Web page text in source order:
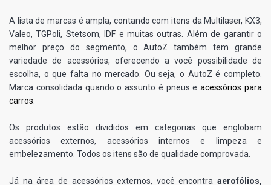
A lista de marcas é ampla, contando com itens da Multilaser, KX3,
Valeo, TGPoli, Stetsom, IDF e muitas outras. Além de garantir o
melhor preço do segmento, o AutoZ também tem grande
variedade de acessórios, oferecendo a você possibilidade de
escolha, o que falta no mercado. Ou seja, o AutoZ é completo.
Marca consolidada quando o assunto é pneus eacessórios para
carros
Os produtos estão divididos em categorias que englobam
acessórios externos, acessórios internos e limpeza e
embelezamento. Todos os itens são de qualidade comprovada.
Já na área de acessórios externos, você encontra aerofólios,